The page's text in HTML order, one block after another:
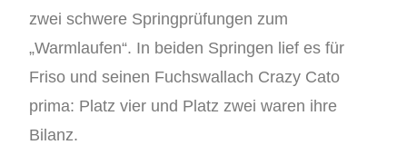
zwei schwere Springprüfungen zum
„Warmlaufen“. In beiden Springen lief es für
Friso und seinen Fuchswallach Crazy Cato
prima: Platz vier und Platz zwei waren ihre
Bilanz.